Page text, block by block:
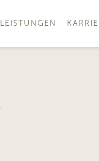
LEISTUNGEN